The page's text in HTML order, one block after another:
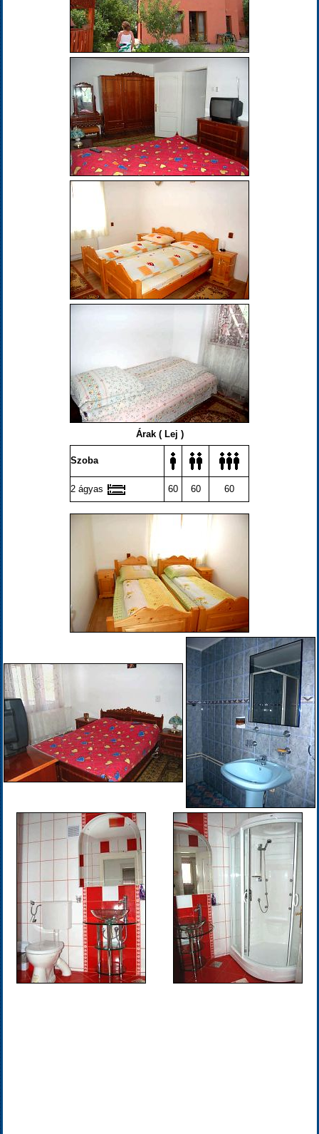
Árak ( Lej )
Szoba
2 ágyas 60 60 60